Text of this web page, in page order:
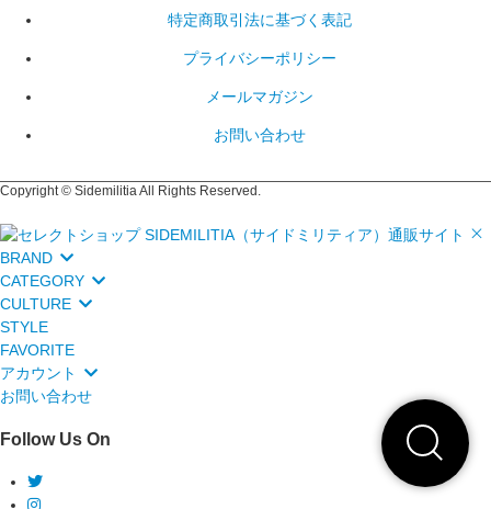
特定商取引法に基づく表記
プライバシーポリシー
メールマガジン
お問い合わせ
Copyright © Sidemilitia All Rights Reserved.
BRAND
CATEGORY
CULTURE
STYLE
FAVORITE
アカウント
お問い合わせ
Follow Us On